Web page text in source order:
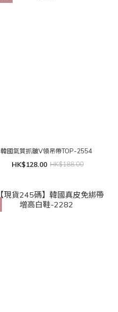
韓國氣質抓皺V領吊帶TOP-2554
HK$128.00 HK$188.00